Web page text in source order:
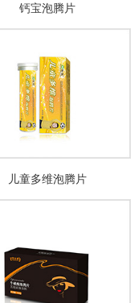
钙宝泡腾片
儿童多维泡腾片